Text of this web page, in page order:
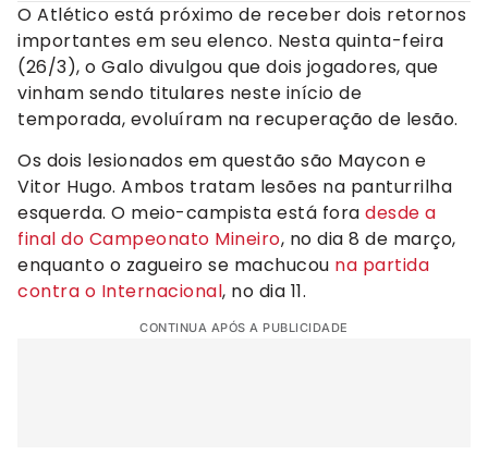
O Atlético está próximo de receber dois retornos
importantes em seu elenco. Nesta quinta-feira
(26/3), o Galo divulgou que dois jogadores, que
vinham sendo titulares neste início de
temporada, evoluíram na recuperação de lesão.
Os dois lesionados em questão são Maycon e
Vitor Hugo. Ambos tratam lesões na panturrilha
esquerda. O meio-campista está fora desde a
final do Campeonato Mineiro, no dia 8 de março,
enquanto o zagueiro se machucou na partida
contra o Internacional, no dia 11.
CONTINUA APÓS A PUBLICIDADE